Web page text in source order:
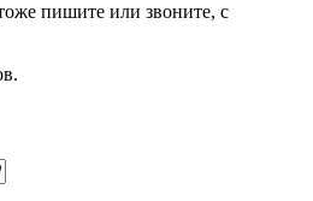
пишите или звоните, с